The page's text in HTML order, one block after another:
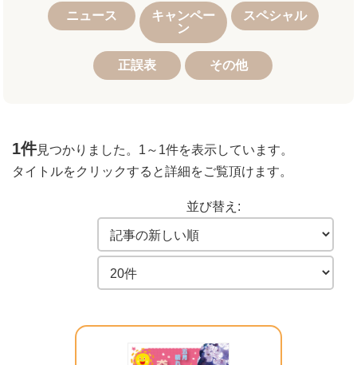
ニュース
キャンペー
ン
スペシャル
正誤表 その他
1件見つかりました。 1～1件を表示しています。
タイトルをクリックすると詳細をご覧頂けます。
並び替え: